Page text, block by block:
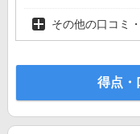
その他の口コミ
得点・